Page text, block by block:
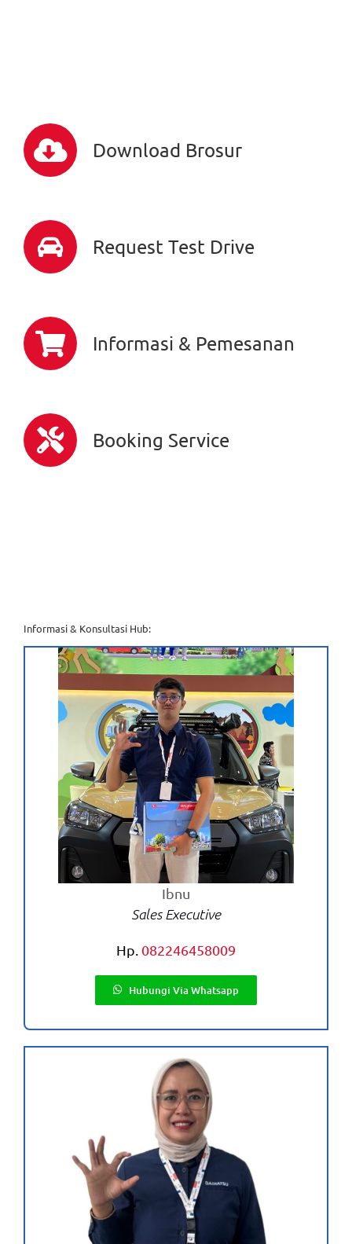
Download Brosur
Request Test Drive
Informasi & Pemesanan
Booking Service
Informasi & Konsultasi Hub:
Ibnu
Sales Executive
Hp. 082246458009
Hubungi Via Whatsapp